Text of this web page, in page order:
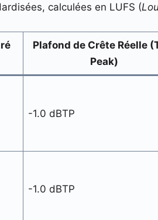
calculées en LUFS (
Plafond de Crête Réelle
Peak)
-1.0 dBTP
-1.0 dBTP